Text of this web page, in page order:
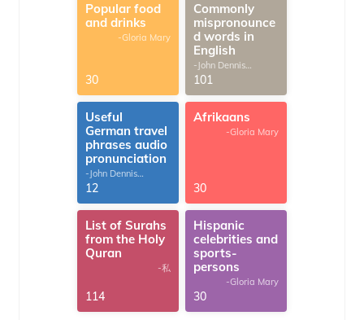
Popular food
and drinks
-Gloria Mary
30
Commonly
mispronounce
d words in
English
-John Dennis
G.Thomas
101
Useful
German travel
phrases audio
pronunciation
-John Dennis
G.Thomas
12
Afrikaans
-Gloria Mary
30
List of Surahs
from the Holy
Quran
-私
114
Hispanic
celebrities and
sports-
persons
-Gloria Mary
30